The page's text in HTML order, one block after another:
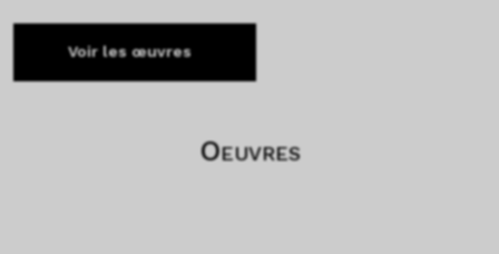
Voir les œuvres
Oeuvres